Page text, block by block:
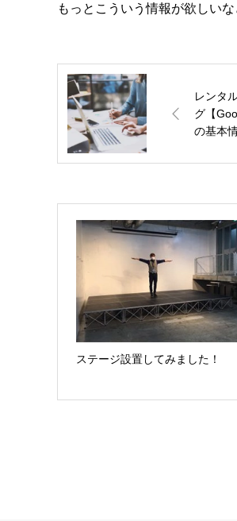
もっとこういう情報が欲しい
レンタ
グ【
の基本
ステージ設置してみました！